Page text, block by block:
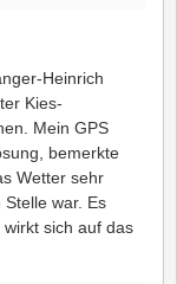
Heinrich
Kies-
Mein GPS
bemerkte
Wetter sehr
war. Es
sich auf das